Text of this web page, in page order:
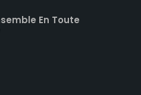
En Toute